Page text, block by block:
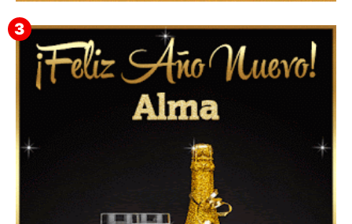
Feliz Año Nuevo 2024: Mensajes, Frases, Imágenes
GIF para Compartir en WhatsApp, Telegram e
Instagram